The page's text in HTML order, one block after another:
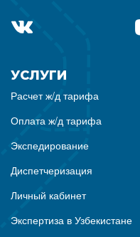
УСЛУГИ
Расчет ж/д тарифа
Оплата ж/д тарифа
Экспедирование
Диспетчеризация
Личный кабинет
Экспертиза в Узбекистане